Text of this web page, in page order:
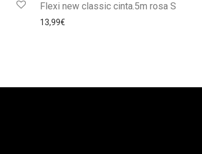
Flexi new classic cinta.5m rosa S
13,99€